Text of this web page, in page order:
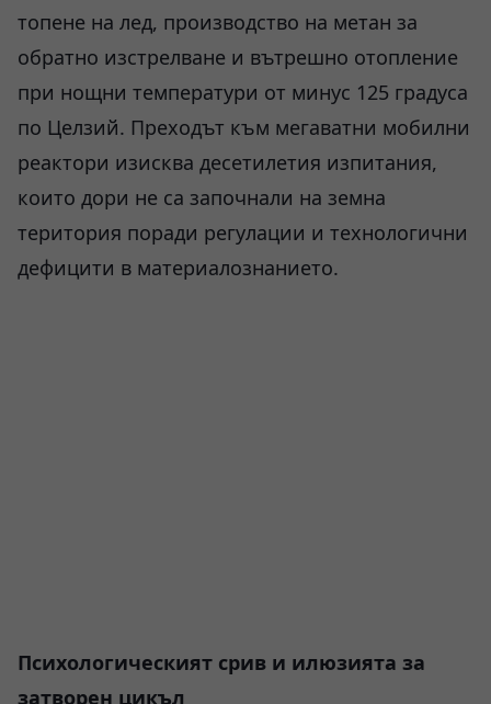
топене на лед, производство на метан за
обратно изстрелване и вътрешно отопление
при нощни температури от минус 125 градуса
по Целзий. Преходът към мегаватни мобилни
реактори изисква десетилетия изпитания,
които дори не са започнали на земна
територия поради регулации и технологични
дефицити в материалознанието.
Психологическият срив и илюзията за
затворен цикъл